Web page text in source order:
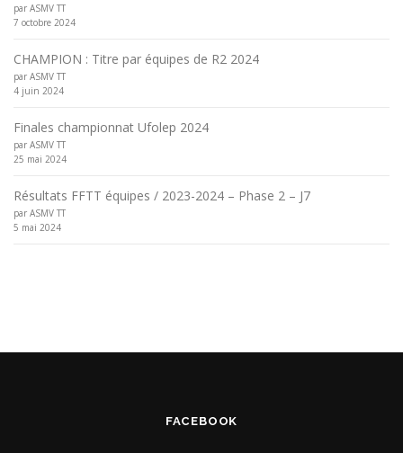
par ASMV TT
7 octobre 2024
CHAMPION : Titre par équipes de R2 2024
par ASMV TT
4 juin 2024
Finales championnat Ufolep 2024
par ASMV TT
25 mai 2024
Résultats FFTT équipes / 2023-2024 – Phase 2 – J7
par ASMV TT
5 mai 2024
FACEBOOK